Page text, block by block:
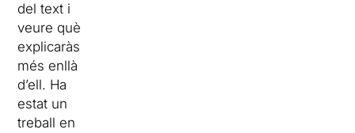
del text i
veure què
explicaràs
més enllà
d’ell. Ha
estat un
treball en